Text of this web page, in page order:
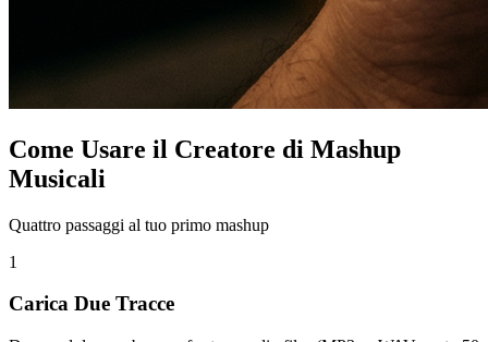
Come Usare il Creatore di Mashup
Musicali
Quattro passaggi al tuo primo mashup
1
Carica Due Tracce